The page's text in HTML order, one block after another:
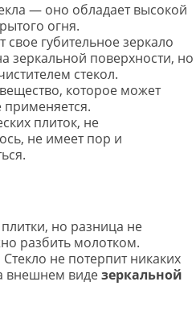
— оно обладает высокой
огня.
губительное зеркало
зеркальной поверхности, но
стекол.
которое может
применяется.
плиток, не
не имеет пор и
но разница не
разбить молотком.
не потерпит никаких
внешнем видезеркальной